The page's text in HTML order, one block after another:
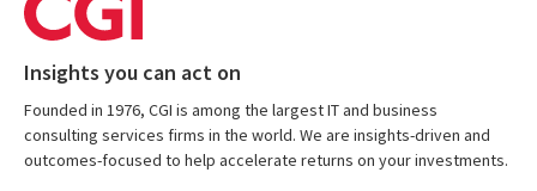
Insights you can act on
Founded in 1976, CGI is among the largest IT and business
consulting services firms in the world. We are insights-driven and
outcomes-focused to help accelerate returns on your investments.